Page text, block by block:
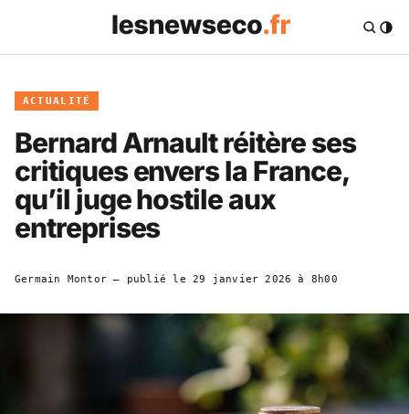
ACTUALITÉ
Bernard Arnault réitère ses
critiques envers la France,
qu’il juge hostile aux
entreprises
Germain Montor — publié le 29 janvier 2026 à 8h00